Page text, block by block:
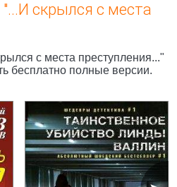
скрылся с места
с места преступления..."
бесплатно полные версии.